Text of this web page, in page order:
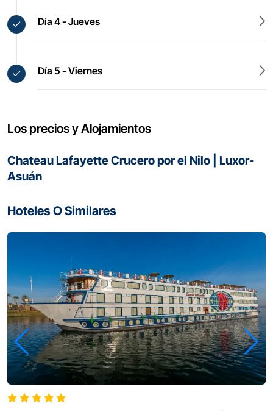
Día 4 - Jueves
Día 5 - Viernes
Los precios y Alojamientos
Chateau Lafayette Crucero por el Nilo | Luxor-
Asuán
Hoteles O Similares